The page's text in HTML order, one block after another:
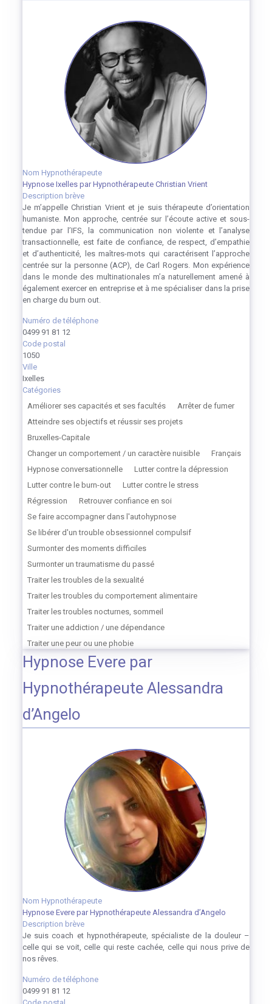
Nom Hypnothérapeute
Hypnose Ixelles par Hypnothérapeute Christian Vrient
Description brève
Je m’appelle Christian Vrient et je suis thérapeute d’orientation
humaniste. Mon approche, centrée sur l’écoute active et sous-
tendue par l’IFS, la communication non violente et l’analyse
transactionnelle, est faite de confiance, de respect, d’empathie
et d’authenticité, les maîtres-mots qui caractérisent l’approche
centrée sur la personne (ACP), de Carl Rogers. Mon expérience
dans le monde des multinationales m’a naturellement amené à
également exercer en entreprise et à me spécialiser dans la prise
en charge du burn out.
Numéro de téléphone
0499 91 81 12
Code postal
1050
Ville
Ixelles
Catégories
Améliorer ses capacités et ses facultés
Arrêter de fumer
Atteindre ses objectifs et réussir ses projets
Bruxelles-Capitale
Changer un comportement / un caractère nuisible
Français
Hypnose conversationnelle
Lutter contre la dépression
Lutter contre le burn-out
Lutter contre le stress
Régression
Retrouver confiance en soi
Se faire accompagner dans l'autohypnose
Se libérer d'un trouble obsessionnel compulsif
Surmonter des moments difficiles
Surmonter un traumatisme du passé
Traiter les troubles de la sexualité
Traiter les troubles du comportement alimentaire
Traiter les troubles nocturnes, sommeil
Traiter une addiction / une dépendance
Traiter une peur ou une phobie
Hypnose Evere par
Hypnothérapeute Alessandra
d’Angelo
Nom Hypnothérapeute
Hypnose Evere par Hypnothérapeute Alessandra d’Angelo
Description brève
Je suis coach et hypnothérapeute, spécialiste de la douleur –
celle qui se voit, celle qui reste cachée, celle qui nous prive de
nos rêves.
Numéro de téléphone
0499 91 81 12